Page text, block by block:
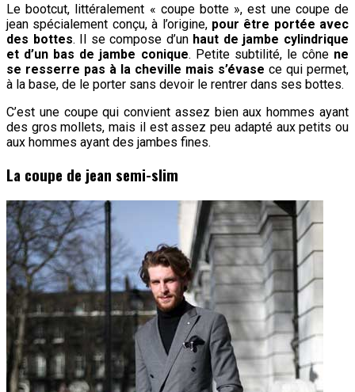
Le bootcut, littéralement « coupe botte », est une coupe de
jean spécialement conçu, à l’origine, pour être portée avec
des bottes. Il se compose d’un haut de jambe cylindrique
et d’un bas de jambe conique. Petite subtilité, le cône ne
se resserre pas à la cheville mais s’évase ce qui permet,
à la base, de le porter sans devoir le rentrer dans ses bottes.
C’est une coupe qui convient assez bien aux hommes ayant
des gros mollets, mais il est assez peu adapté aux petits ou
aux hommes ayant des jambes fines.
La coupe de jean semi-slim